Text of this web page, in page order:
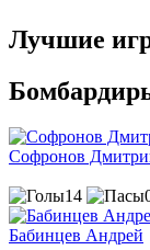
Лучшие
Софронов
14
Бабинцев Андрей